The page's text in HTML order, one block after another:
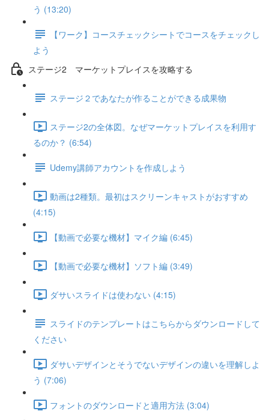
う (13:20)
【ワーク】コースチェックシートでコースをチェックし
よう
ステージ2 マーケットプレイスを攻略する
ステージ２であなたが作ることができる成果物
ステージ2の全体図。なぜマーケットプレイスを利用す
るのか？ (6:54)
Udemy講師アカウントを作成しよう
動画は2種類。最初はスクリーンキャストがおすすめ
(4:15)
【動画で必要な機材】マイク編 (6:45)
【動画で必要な機材】ソフト編 (3:49)
ダサいスライドは使わない (4:15)
スライドのテンプレートはこちらからダウンロードして
ください
ダサいデザインとそうでないデザインの違いを理解しよ
う (7:06)
フォントのダウンロードと適用方法 (3:04)